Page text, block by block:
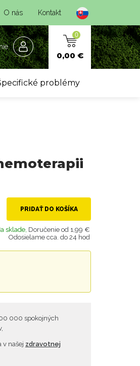
O nás Kontakt
0
0,00 €
problémy
PRIDAŤ DO KOŠÍKA
sklade, Doručenie od 1,99 €
Odosielame cca. do 24 hod
000 spokojných
v našej zdravotnej